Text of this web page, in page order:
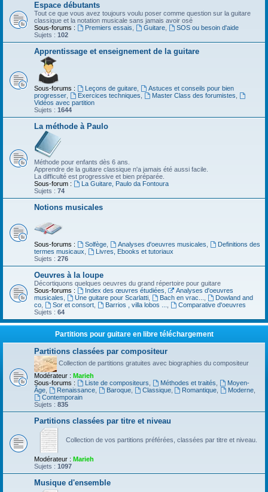
Espace débutants
Tout ce que vous avez toujours voulu poser comme question sur la guitare
classique et la notation musicale sans jamais avoir osé
Sous-forums :
Premiers essais Guitare,
SOS ou besoin d'aide
Sujets : 102
Apprentissage et enseignement de la guitare
Sous-forums : Leçons de guitare,
Astuces et conseils pour bien
progresser
Exercices techniques Master Class des forumistes
Vidéos avec partition
Sujets : 1644
La méthode à Paulo
Méthode pour enfants dès 6 ans.
Apprendre de la guitare classique n'a jamais été aussi facile.
La difficulté est progressive et bien préparée.
Sous-forum :
La Guitare, Paulo da Fontoura
Sujets : 74
Notions musicales
Sous-forums : Solfège, Analyses d'oeuvres musicales
Definitions des
termes musicaux
Livres, Ebooks et tutoriaux
Sujets : 276
Oeuvres à la loupe
Décortiquons quelques oeuvres du grand répertoire pour guitare
Sous-forums :
Index des œuvres étudiées
Analyses d'oeuvres
musicales
Une guitare pour Scarlatti, Bach en vrac...
Dowland and
co
Sor et consort, Barrios , villa lobos ...
Comparative d'oeuvres
Sujets : 64
Partitions pour guitare en libre téléchargement
Partitions classées par compositeur
Collection de partitions gratuites avec biographies du compositeur
Modérateur : Marieh
Sous-forums :
Liste de compositeurs Méthodes et traités
Moyen-
Âge
Renaissance, Baroque, Classique, Romantique Moderne
Contemporain
Sujets : 835
Partitions classées par titre et niveau
Collection de vos partitions préférées, classées par titre et niveau.
Modérateur : Marieh
Sujets : 1097
Musique d'ensemble